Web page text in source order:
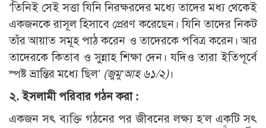
‘তিনিই সেই সত্তা যিনি নিরক্ষরদের মধ্যে তাদের মধ্য থেকেই
একজনকে রাসূল হিসাবে প্রেরণ করেছেন। যিনি তাদের নিকট
তাঁর আয়াত সমূহ পাঠ করেন ও তাদেরকে পবিত্র করেন। আর
তাদেরকে কিতাব ও সুন্নাহ শিক্ষা দেন। যদিও তারা ইতিপূর্বে
স্পষ্ট ভ্রান্তির মধ্যে ছিল’ (জুমু‘আহ ৬১/২)।
২. ইসলামী পরিবার গঠন করা :
একজন সৎ ব্যক্তি গঠনের পর জীবনের লক্ষ্য হ’ল একটি সৎ